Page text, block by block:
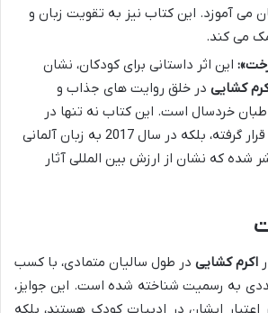
می آموزد. این کتاب نیز به تقویت زبان و
می کند.
این اثر داستانی برای کودکان، نشان
کشایی در خلق روایت های جذاب و
خردسال است. این کتاب نه تنها در
ایران مورد توجه قرار گرفته، بلکه در سال 2017 به زبان آلمانی
شده که نشان از ارزش بین المللی آثار
اکرم کشایی در طول سالیان متمادی، با کسب
به رسمیت شناخته شده است. این جوایز،